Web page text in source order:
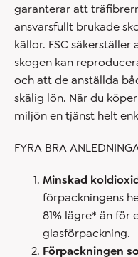
garanterar att
ansvarsfullt brukade
källor. FSC
skogen kan
och att de anställda
skälig lön. När du
miljön en tjänst helt
FYRA BRA
Minskad
förpackningens
81% lägre* än för
glasförpackning.
Förpackningen